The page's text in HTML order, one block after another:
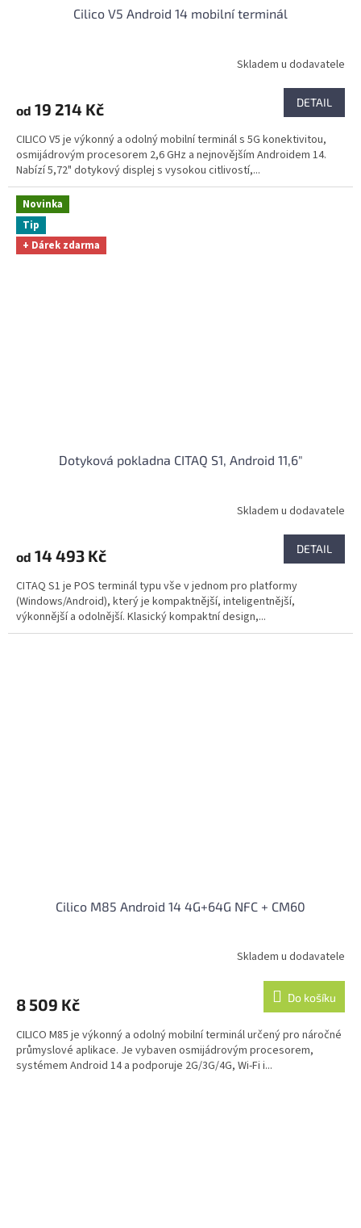
Cilico V5 Android 14 mobilní terminál
Skladem u dodavatele
od 19 214 Kč DETAIL
CILICO V5 je výkonný a odolný mobilní terminál s 5G konektivitou,
osmijádrovým procesorem 2,6 GHz a nejnovějším Androidem 14.
Nabízí 5,72" dotykový displej s vysokou citlivostí,...
Novinka
Tip
+ Dárek zdarma
Dotyková pokladna CITAQ S1, Android 11,6"
Skladem u dodavatele
od 14 493 Kč DETAIL
CITAQ S1 je POS terminál typu vše v jednom pro platformy
(Windows/Android), který je kompaktnější, inteligentnější,
výkonnější a odolnější. Klasický kompaktní design,...
Cilico M85 Android 14 4G+64G NFC + CM60
Skladem u dodavatele
8 509 Kč Do košíku
CILICO M85 je výkonný a odolný mobilní terminál určený pro náročné
průmyslové aplikace. Je vybaven osmijádrovým procesorem,
systémem Android 14 a podporuje 2G/3G/4G, Wi-Fi i...